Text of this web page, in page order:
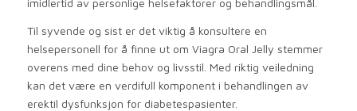
Til syvende og sist er det viktig å konsultere en
helsepersonell for å finne ut om Viagra Oral Jelly stemmer
overens med dine behov og livsstil. Med riktig veiledning
kan det være en verdifull komponent i behandlingen av
erektil dysfunksjon for diabetespasienter.